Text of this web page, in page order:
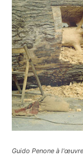
Guido Penone à